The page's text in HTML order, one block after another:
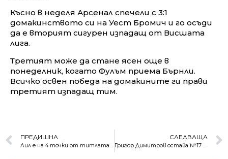
Късно в неделя Арсенал спечели с 3:1
домакинството си на Уест Бромич и го осъди
да е вторият сигурен изпадащ от Висшата
лига.
Третият може да стане ясен още в
понеделник, когато Фулъм приема Бърнли.
Всичко освен победа на домакините ги прави
третият изпадащ тим.
ПРЕДИШНА
Лил е на 4 точки от титлата във Франция след грешка на ПСЖ
СЛЕДВАЩА
Григор Димитров остава №17 в ранглистата